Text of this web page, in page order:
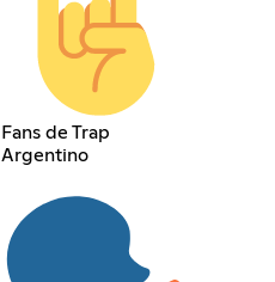
Fans de Trap
Argentino